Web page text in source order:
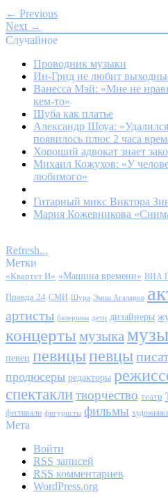
← Previous
Next →
Случайное
Проводник музыки
Ин-Грид не любит
Ванесса Мэй: «Мне не
кем-то»
Шуба как платье
Александр Шоуа:
появилось плюс 2 часа
Хороший адвокат знает
Михаил Кожухов: «У
любимого»
Гитарный микс Виктора
Мария Кожевникова
Refresh...
Метки
«Квартет И» «Машина времени» ВИА
Правда 24 СМИ Шура Эмин Агаларов
артисты балерины дети дизайнеры
концерты музыка
певец певицыпевцы
продюсеры редакторы
спектаклитворчество театр
фестивали фигуристы фильмы
Мета
Войти
RSS записей
RSS комментариев
WordPress.org